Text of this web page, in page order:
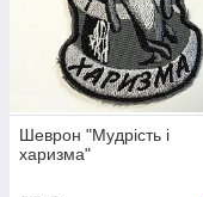
Шеврон "Мудрість і
харизма"